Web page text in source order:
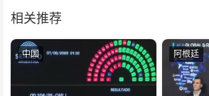
相关推荐
中国 阿根廷